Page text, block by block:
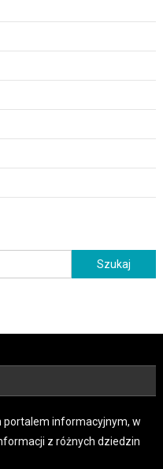
Szukaj:
portalem informacyjnym, w
z różnych dziedzin